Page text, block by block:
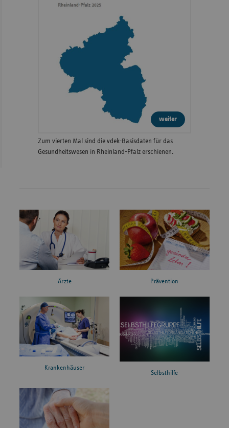
weiter
Zum vierten Mal sind die vdek-Basisdaten für das
Gesundheitswesen in Rheinland-Pfalz erschienen.
Ärzte Prävention
Krankenhäuser
Selbsthilfe